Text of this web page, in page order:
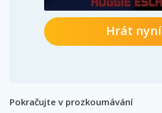
Hrát nyní
Pokračujte v prozkoumávání